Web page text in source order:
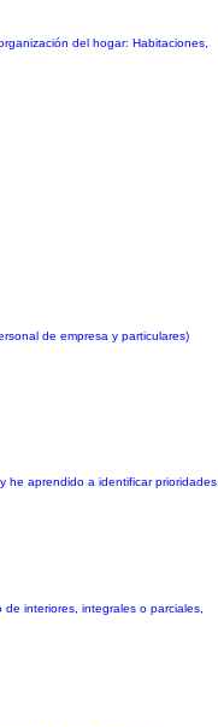
del hogar: Habitaciones,
de empresa y particulares)
aprendido a identificar prioridades,
interiores, integrales o parciales,